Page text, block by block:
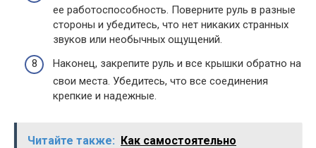
ее работоспособность. Поверните руль в разные
стороны и убедитесь, что нет никаких странных
звуков или необычных ощущений.
Наконец, закрепите руль и все крышки обратно на
свои места. Убедитесь, что все соединения
крепкие и надежные.
Читайте также: Как самостоятельно